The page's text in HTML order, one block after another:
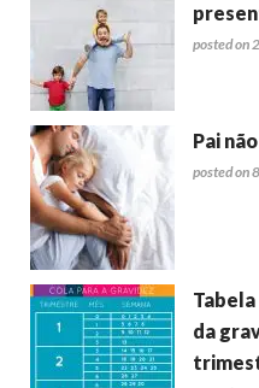
posted on
Pai
posted on
da